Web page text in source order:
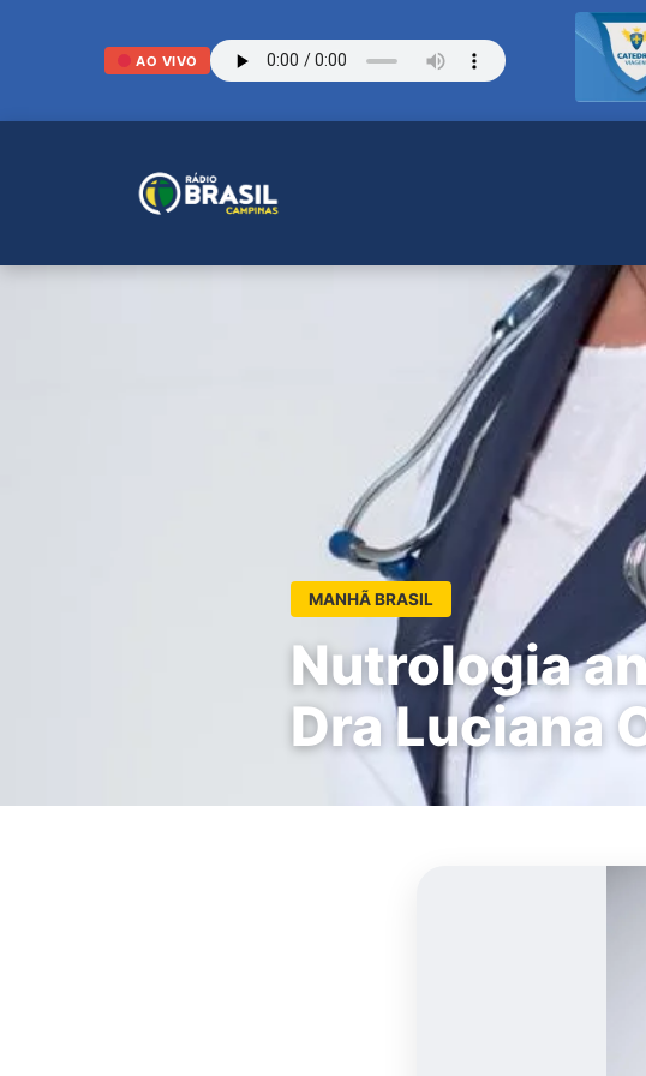
AO VIVO
MANHÃ BRASIL
Nutrologia
Dra Luciana